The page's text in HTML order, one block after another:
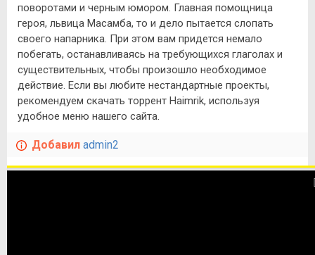
поворотами и черным юмором. Главная помощница
героя, львица Масамба, то и дело пытается слопать
своего напарника. При этом вам придется немало
побегать, останавливаясь на требующихся глаголах и
существительных, чтобы произошло необходимое
действие. Если вы любите нестандартные проекты,
рекомендуем скачать торрент Haimrik, используя
удобное меню нашего сайта.
Добавил admin2